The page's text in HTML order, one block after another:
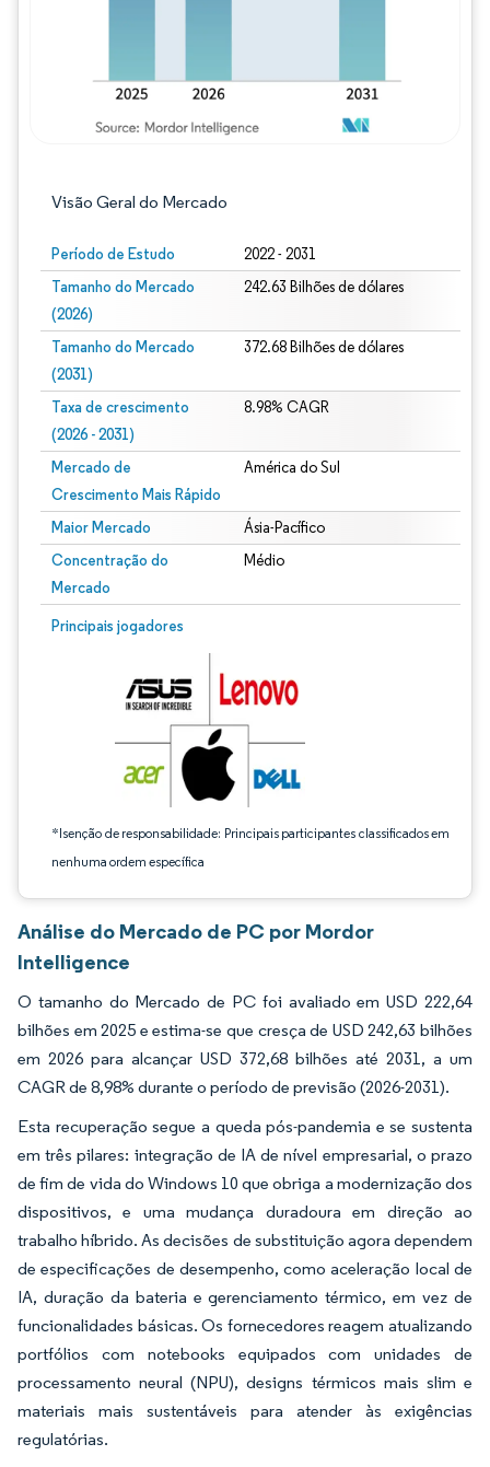
Visão Geral do Mercado
Período de Estudo 2022 - 2031
Tamanho do Mercado
(2026)
242.63 Bilhões de dólares
Tamanho do Mercado
(2031)
372.68 Bilhões de dólares
Taxa de crescimento
(2026 - 2031)
8.98% CAGR
Mercado de
Crescimento Mais Rápido
América do Sul
Maior Mercado Ásia-Pacífico
Concentração do
Mercado
Médio
Principais jogadores
*Isenção de responsabilidade: Principais participantes classificados em
nenhuma ordem específica
Imagem © Mordor Intelligence. O reuso requer atribuição conforme CC BY 4.0.
Análise do Mercado de PC por Mordor
Intelligence
O tamanho do Mercado de PC foi avaliado em USD 222,64
bilhões em 2025 e estima-se que cresça de USD 242,63 bilhões
em 2026 para alcançar USD 372,68 bilhões até 2031, a um
CAGR de 8,98% durante o período de previsão (2026-2031).
Esta recuperação segue a queda pós-pandemia e se sustenta
em três pilares: integração de IA de nível empresarial, o prazo
de fim de vida do Windows 10 que obriga a modernização dos
dispositivos, e uma mudança duradoura em direção ao
trabalho híbrido. As decisões de substituição agora dependem
de especificações de desempenho, como aceleração local de
IA, duração da bateria e gerenciamento térmico, em vez de
funcionalidades básicas. Os fornecedores reagem atualizando
portfólios com notebooks equipados com unidades de
processamento neural (NPU), designs térmicos mais slim e
materiais mais sustentáveis para atender às exigências
regulatórias.